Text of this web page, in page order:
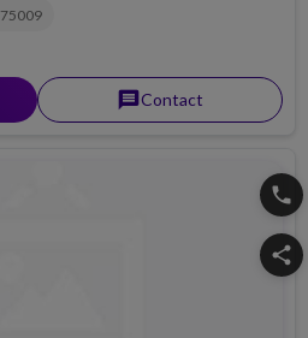
75009
messageContact
phone
share